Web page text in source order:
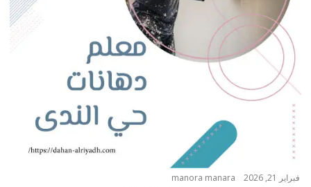
فبراير 21, 2026 manora manara